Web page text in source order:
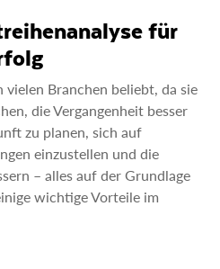
für
Branchen beliebt, da sie
die Vergangenheit besser
zu planen, sich auf
einzustellen und die
– alles auf der Grundlage
wichtige Vorteile im